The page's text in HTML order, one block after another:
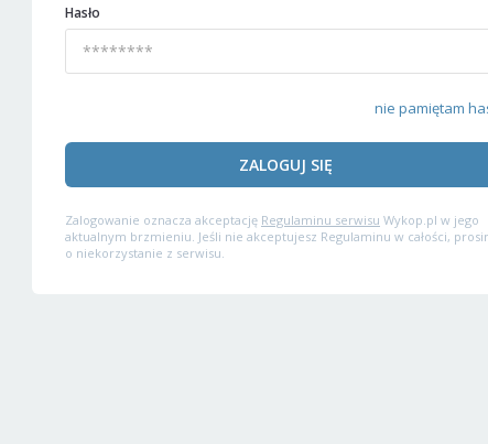
Hasło
nie pamiętam
ZALOGUJ SIĘ
Zalogowanie oznacza akceptację Regulaminu serwisu Wykop.pl w jego
aktualnym brzmieniu. Jeśli nie akceptujesz Regulaminu w całości,
o niekorzystanie z serwisu.